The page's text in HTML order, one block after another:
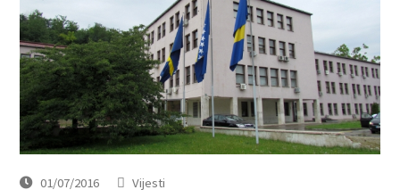
01/07/2016 Vijesti